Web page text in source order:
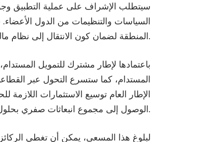
سيتطلب الإشراف على عملية التطبيق
السياسات والتنظيمات من الدول
المنطقة لضمان كون الانتقال إلى نظام مالي مستدام أمراً عملياً وناجحاً.
باعتمادها لإطار مشترك للتمويل
المستدام، كما ستسرع التحول عبر
الإطار العام توسيع الاستثمارات
الوصول إلى مجموع انبعاثات صفري بحلول عام 2050.
لبلوغ هذا المسعى، يمكن أن تغطي